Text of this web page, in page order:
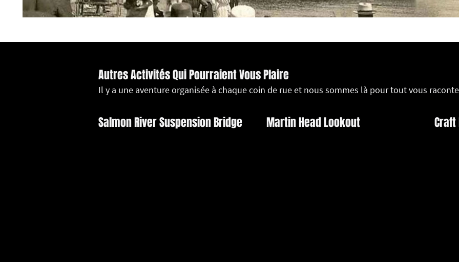
Il y a une aventure organisée à chaque coin de rue et nous sommes là pour tout vous
Autres Activités Qui Pourraient Vous Plaire
Salmon River Suspension Bridge Martin Head Lookout